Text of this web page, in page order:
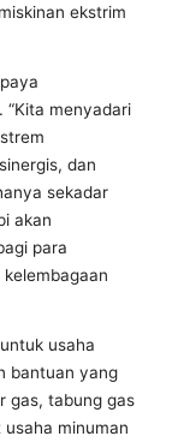
ekstrim
“Kita menyadari
dan
sekadar
akan
para
usaha
bantuan yang
gas, tabung gas
minuman